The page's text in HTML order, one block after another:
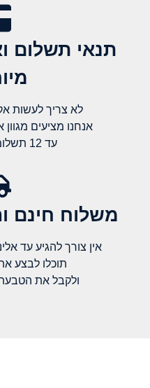
תנאי תשלום
לא צריך לעשות
אנחנו מציעים
עד 12 תשלומים ללא ריבית.
משלוח חינם
אין צורך להגיע עד אלינו,
תוכלו לבצע
ולקבל את